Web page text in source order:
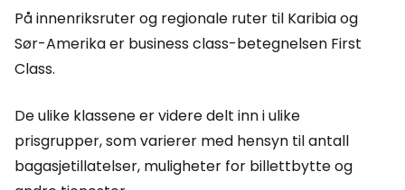
På innenriksruter og regionale ruter til Karibia og
Sør-Amerika er business class-betegnelsen First
Class.
De ulike klassene er videre delt inn i ulike
prisgrupper, som varierer med hensyn til antall
bagasjetillatelser, muligheter for billettbytte og